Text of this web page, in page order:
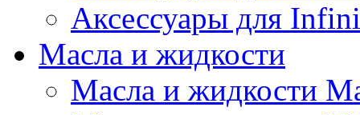
Аксессуары для
Масла и жидкости
Масла и жидкости